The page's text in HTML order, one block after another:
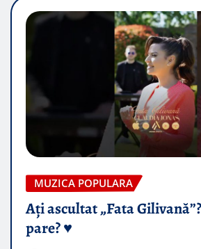
MUZICA POPULARA
Ați ascultat „Fata
pare? ♥️